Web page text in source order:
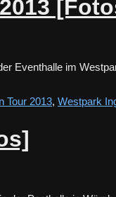
Eventhalle im
Tour 2013, Westpark